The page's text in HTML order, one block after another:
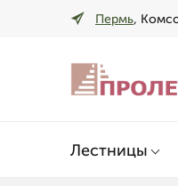
Пермь,
Лестницы